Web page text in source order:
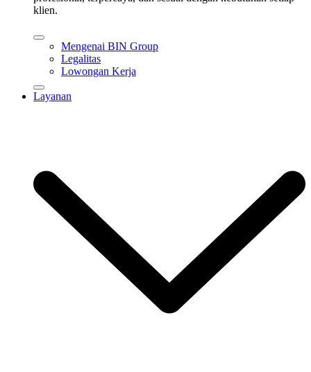
klien.
Mengenai BIN Group
Legalitas
Lowongan Kerja
Layanan